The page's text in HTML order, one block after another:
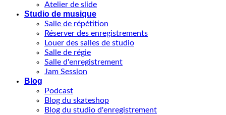
Atelier de slide
Studio de musique
Salle de répétition
Réserver des enregistrements
Louer des salles de studio
Salle de régie
Salle d'enregistrement
Jam Session
Blog
Podcast
Blog du skateshop
Blog du studio d'enregistrement